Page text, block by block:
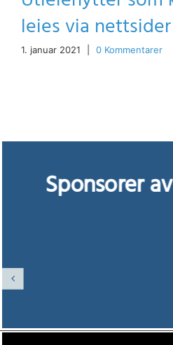
leies via nettsider
1. januar 2021 0 Kommentarer
Sponsorer